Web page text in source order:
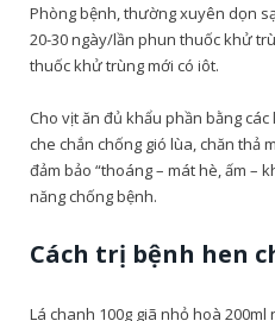
Phòng bệnh, thường xuyên dọn
20-30 ngày/lần phun thuốc khử
thuốc khử trùng mới có iôt.
Cho vịt ăn đủ khẩu phần bằng
che chắn chống gió lùa, chăn thả
đảm bảo “thoáng – mát hè, ấm –
năng chống bệnh.
Cách trị bệnh hen
Lá chanh 100g giã nhỏ hoà